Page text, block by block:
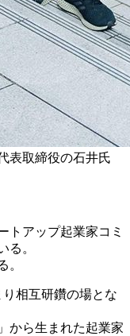
表取締役の石井氏
トアップ起業家コミ
る。
。
相互研鑽の場とな
から生まれた起業家